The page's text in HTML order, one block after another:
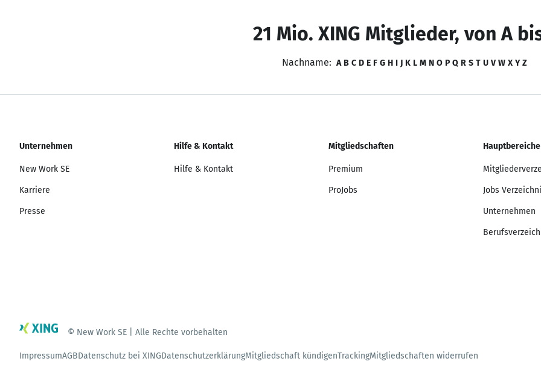
21 Mio. XING Mitglieder, von A
Nachname: A B C D E F G H I J K L M N O P Q R S T U V W X Y Z
Unternehmen
New Work SE
Karriere
Presse
Hilfe & Kontakt
Hilfe & Kontakt
Mitgliedschaften
Premium
ProJobs
Hauptbereiche
Jobs
Unternehmen
© New Work SE | Alle Rechte vorbehalten
ImpressumAGBDatenschutz bei XINGDatenschutzerklärungMitgliedschaft kündigenTrackingMitgliedschaften widerrufen